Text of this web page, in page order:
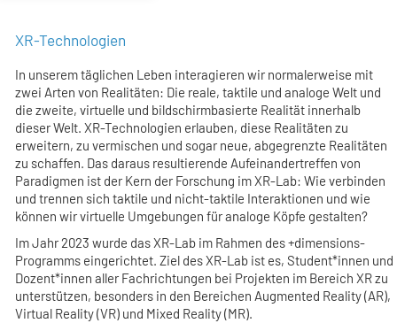
XR-Technologien
In unserem täglichen Leben interagieren wir normalerweise mit
zwei Arten von Realitäten: Die reale, taktile und analoge Welt und
die zweite, virtuelle und bildschirmbasierte Realität innerhalb
dieser Welt. XR-Technologien erlauben, diese Realitäten zu
erweitern, zu vermischen und sogar neue, abgegrenzte Realitäten
zu schaffen. Das daraus resultierende Aufeinandertreffen von
Paradigmen ist der Kern der Forschung im XR-Lab: Wie verbinden
und trennen sich taktile und nicht-taktile Interaktionen und wie
können wir virtuelle Umgebungen für analoge Köpfe gestalten?
Im Jahr 2023 wurde das XR-Lab im Rahmen des +dimensions-
Programms eingerichtet. Ziel des XR-Lab ist es, Student*innen und
Dozent*innen aller Fachrichtungen bei Projekten im Bereich XR zu
unterstützen, besonders in den Bereichen Augmented Reality (AR),
Virtual Reality (VR) und Mixed Reality (MR).